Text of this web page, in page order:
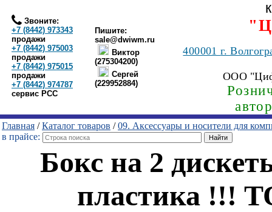
Звоните:
+7 (8442) 973343
продажи
+7 (8442) 975003
продажи
+7 (8442) 975015
продажи
+7 (8442) 974787
сервис РСС
Пишите:
sale@dwiwm.ru
Виктор
(275304200)
Сергей
(229952884)
400001г.
ООО
Главная /Каталог товаров /09. Аксессуары и носители для
в прайсе:
Бокс на 2
пластика !!!